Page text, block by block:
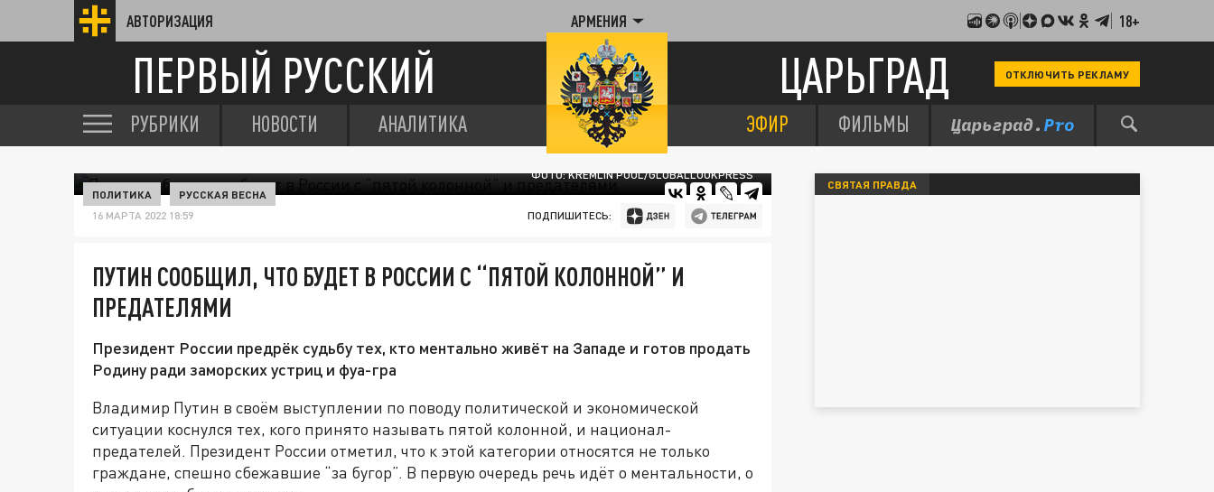
АВТОРИЗАЦИЯ АРМЕНИЯ 18+
ПЕРВЫЙ РУССКИЙ ЦАРЬГРАД ОТКЛЮЧИТЬ РЕКЛАМУ
РУБРИКИ НОВОСТИ АНАЛИТИКА ЭФИР ФИЛЬМЫ
ФОТО: KREMLIN POOL/GLOBALLOOKPRESS
ПОЛИТИКА РУССКАЯ ВЕСНА
16 МАРТА 2022 18:59 ПОДПИШИТЕСЬ:
ПУТИН СООБЩИЛ, ЧТО БУДЕТ В РОССИИ С “ПЯТОЙ КОЛОННОЙ” И
ПРЕДАТЕЛЯМИ
Президент России предрёк судьбу тех, кто ментально живёт на Западе и готов продать
Родину ради заморских устриц и фуа-гра
Владимир Путин в своём выступлении по поводу политической и экономической
ситуации коснулся тех, кого принято называть пятой колонной, и национал-
предателей. Президент России отметил, что к этой категории относятся не только
граждане, спешно сбежавшие “за бугор”. В первую очередь речь идёт о ментальности, о
СВЯТАЯ ПРАВДА